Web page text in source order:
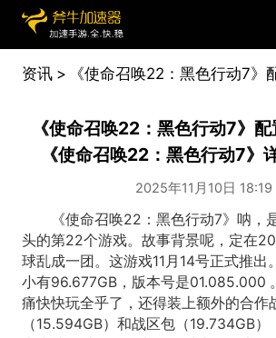
资讯 >
《使命召唤22：黑色行动7》
《使命召唤22：黑色行动7》
2025年11月10日 18:19
《使命召唤22：黑色行动7》呐，
头的第22个游戏。故事背景呢，定在
球乱成一团。这游戏11月14号正式推出
小有96.677GB，版本号是01.085.000
痛快快玩全乎了，还得装上额外的合作
（15.594GB）和战区包（19.734GB